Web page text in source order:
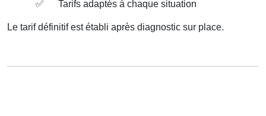
✅
Tarifs adaptés à chaque situation
Le tarif définitif est établi après diagnostic sur place.